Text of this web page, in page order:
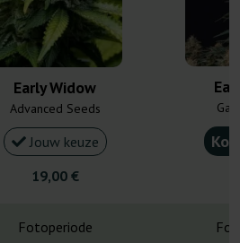
Early Widow
Advanced Seeds
Jouw keuze
19,00 €
Fotoperiode